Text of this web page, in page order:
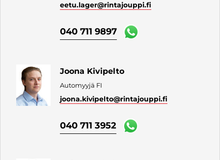
eetu.lager@rintajouppi.fi
040 711 9897
Joona Kivipelto
Automyyjä FI
joona.kivipelto@rintajouppi.fi
040 711 3952